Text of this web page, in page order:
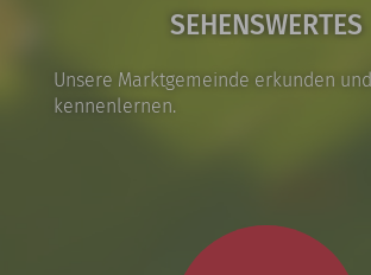
SEHENSWERTES
Unsere Marktgemeinde erkunden und
kennenlernen.